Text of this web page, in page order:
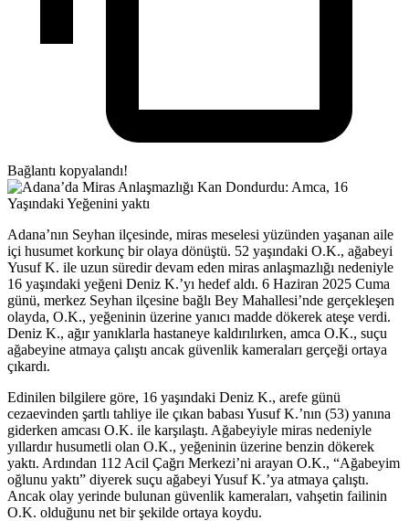
Bağlantı kopyalandı!
Adana’nın Seyhan ilçesinde, miras meselesi yüzünden yaşanan aile
içi husumet korkunç bir olaya dönüştü. 52 yaşındaki O.K., ağabeyi
Yusuf K. ile uzun süredir devam eden miras anlaşmazlığı nedeniyle
16 yaşındaki yeğeni Deniz K.’yı hedef aldı. 6 Haziran 2025 Cuma
günü, merkez Seyhan ilçesine bağlı Bey Mahallesi’nde gerçekleşen
olayda, O.K., yeğeninin üzerine yanıcı madde dökerek ateşe verdi.
Deniz K., ağır yanıklarla hastaneye kaldırılırken, amca O.K., suçu
ağabeyine atmaya çalıştı ancak güvenlik kameraları gerçeği ortaya
çıkardı.
Edinilen bilgilere göre, 16 yaşındaki Deniz K., arefe günü
cezaevinden şartlı tahliye ile çıkan babası Yusuf K.’nın (53) yanına
giderken amcası O.K. ile karşılaştı. Ağabeyiyle miras nedeniyle
yıllardır husumetli olan O.K., yeğeninin üzerine benzin dökerek
yaktı. Ardından 112 Acil Çağrı Merkezi’ni arayan O.K., “Ağabeyim
oğlunu yaktı” diyerek suçu ağabeyi Yusuf K.’ya atmaya çalıştı.
Ancak olay yerinde bulunan güvenlik kameraları, vahşetin failinin
O.K. olduğunu net bir şekilde ortaya koydu.